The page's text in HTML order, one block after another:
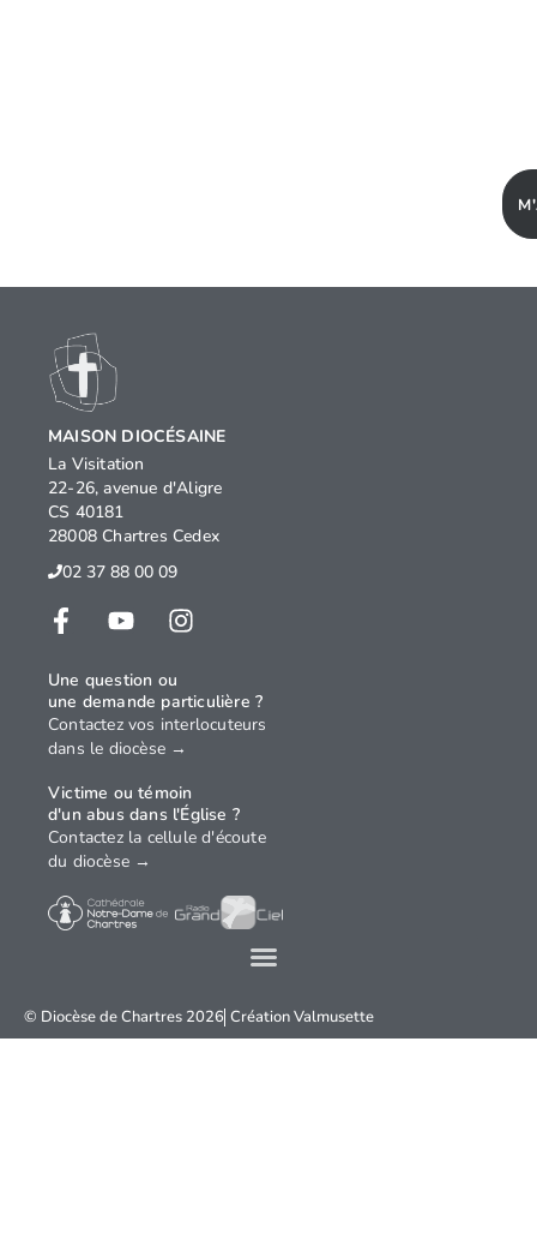
© Diocèse de Chartres 2026 CréationValmusette
MAISON DIOCÉSAINE
La Visitation
22-26, avenue d'Aligre
CS 40181
28008 Chartres Cedex
02 37 88 00 09
Une question ou
une demande particulière ?
Contactez vos interlocuteurs
dans le diocèse →
Victime ou témoin
d'un abus dans l'Église ?
Contactez la cellule d'écoute
du diocèse →